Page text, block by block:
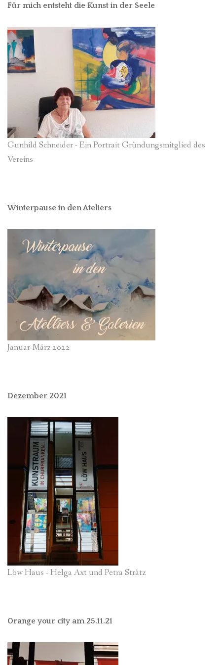
Für mich entsteht die Kunst in der Seele
Gunhild Schneider - Ein Portrait Gründungsmitglied des
Vereins
Winterpause in den Ateliers
Januar-März 2022
Dezember 2021
Löw Haus - Helga Axt und Petra Strätz
Orange your city am 25.11.21